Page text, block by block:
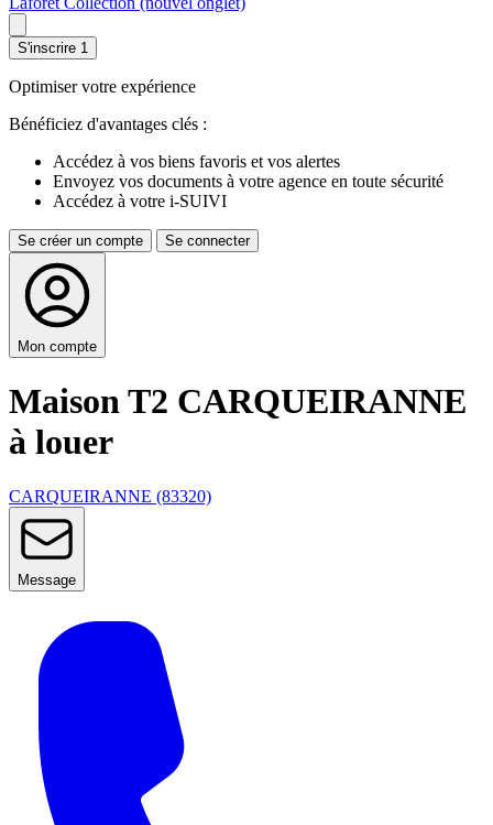
S'inscrire 1
Optimiser votre expérience
Bénéficiez d'avantages clés :
Accédez à vos biens favoris et vos alertes
Envoyez vos documents à votre agence en toute sécurité
Accédez à votre i-SUIVI
Se créer un compte Se connecter
Mon compte
Maison T2 CARQUEIRANNE
à louer
CARQUEIRANNE (83320)
Message